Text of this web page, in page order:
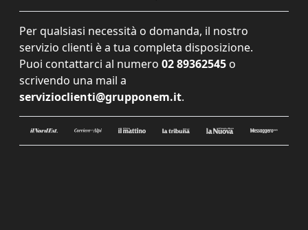
Per qualsiasi necessità o domanda, il nostro
servizio clienti è a tua completa disposizione.
Puoi contattarci al numero 02 89362545 o
scrivendo una mail a
servizioclienti@grupponem.it.